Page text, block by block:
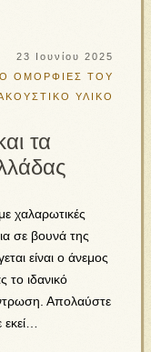
23 Ιουνίου 2025
ΟΜΟΡΦΙΕΣ ΤΟΥ
ΥΛΙΚΟ
τα
χαλαρωτικές
σε βουνά της
είναι ο άνεμος
το ιδανικό
Απολαύστε